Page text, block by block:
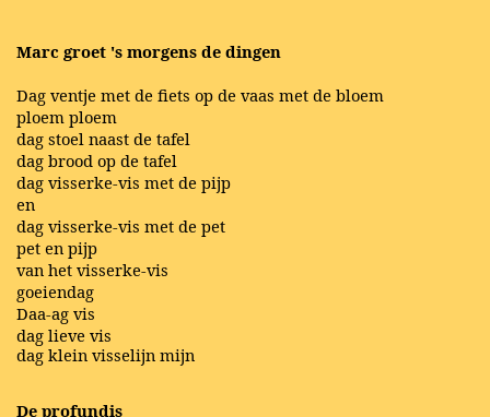
Marc groet 's morgens de dingen
Dag ventje met de fiets op de vaas met de bloem
ploem ploem
dag stoel naast de tafel
dag brood op de tafel
dag visserke-vis met de pijp
en
dag visserke-vis met de pet
pet en pijp
van het visserke-vis
goeiendag
Daa-ag vis
dag lieve vis
dag klein visselijn mijn
De profundis